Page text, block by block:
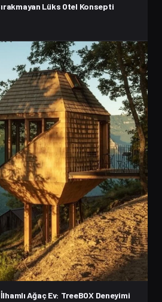
Lüks Otel Konsepti
Ağaç Ev: TreeBOX Deneyimi